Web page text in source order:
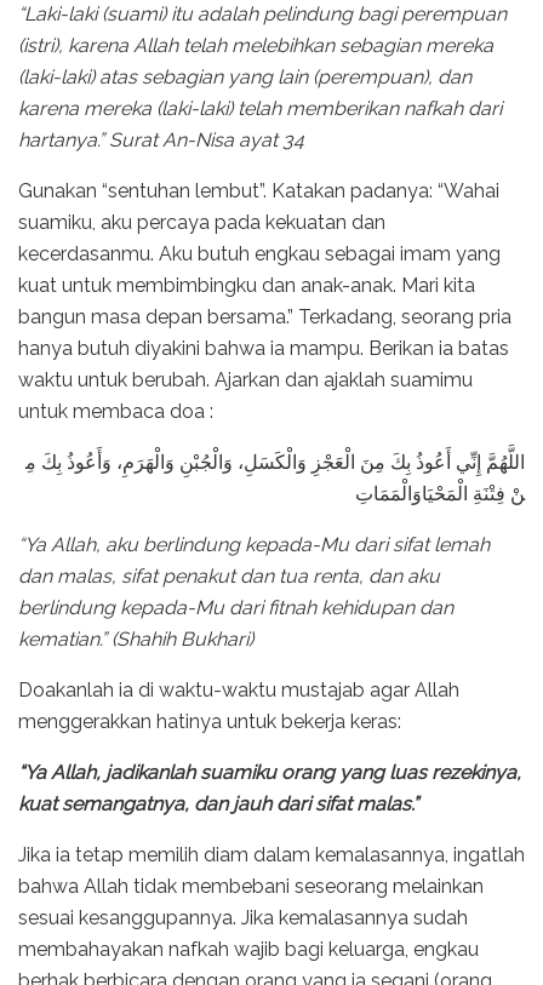
“Laki-laki (suami) itu adalah pelindung bagi perempuan
(istri), karena Allah telah melebihkan sebagian mereka
(laki-laki) atas sebagian yang lain (perempuan), dan
karena mereka (laki-laki) telah memberikan nafkah dari
hartanya.” Surat An-Nisa ayat 34
Gunakan “sentuhan lembut”. Katakan padanya: “Wahai
suamiku, aku percaya pada kekuatan dan
kecerdasanmu. Aku butuh engkau sebagai imam yang
kuat untuk membimbingku dan anak-anak. Mari kita
bangun masa depan bersama.” Terkadang, seorang pria
hanya butuh diyakini bahwa ia mampu. Berikan ia batas
waktu untuk berubah. Ajarkan dan ajaklah suamimu
untuk membaca doa :
اللَّهُمَّ إِنِّي أَعُوذُ بِكَ مِنَ الْعَجْزِ وَالْكَسَلِ، وَالْجُبْنِ وَالْهَرَمِ، وَأَعُوذُ بِكَ مِ
نْ فِتْنَةِ الْمَحْيَاوَالْمَمَاتِ
“Ya Allah, aku berlindung kepada-Mu dari sifat lemah
dan malas, sifat penakut dan tua renta, dan aku
berlindung kepada-Mu dari fitnah kehidupan dan
kematian.” (Shahih Bukhari)
Doakanlah ia di waktu-waktu mustajab agar Allah
menggerakkan hatinya untuk bekerja keras:
“Ya Allah, jadikanlah suamiku orang yang luas rezekinya,
kuat semangatnya, dan jauh dari sifat malas.”
Jika ia tetap memilih diam dalam kemalasannya, ingatlah
bahwa Allah tidak membebani seseorang melainkan
sesuai kesanggupannya. Jika kemalasannya sudah
membahayakan nafkah wajib bagi keluarga, engkau